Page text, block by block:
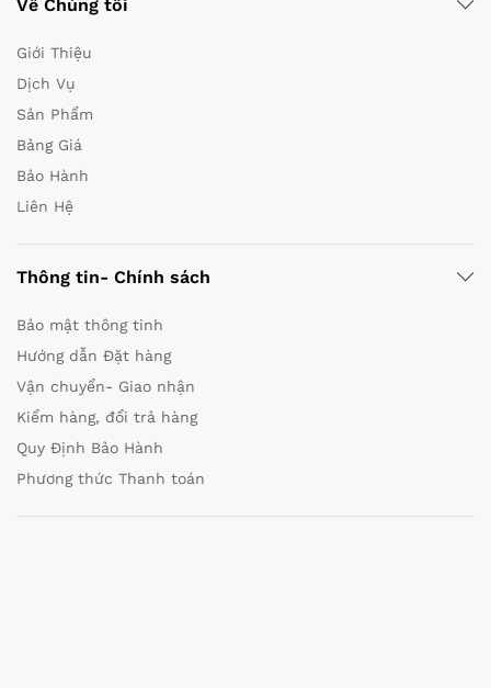
Về Chúng tôi
Giới Thiệu
Dịch Vụ
Sản Phẩm
Bảng Giá
Bảo Hành
Liên Hệ
Thông tin- Chính sách
Bảo mật thông tinh
Hướng dẫn Đặt hàng
Vận chuyển- Giao nhận
Kiểm hàng, đổi trả hàng
Quy Định Bảo Hành
Phương thức Thanh toán